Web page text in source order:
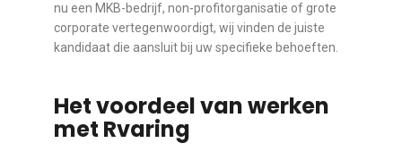
nu een MKB-bedrijf, non-profitorganisatie of grote
corporate vertegenwoordigt, wij vinden de juiste
kandidaat die aansluit bij uw specifieke behoeften.
Het voordeel van werken
met Rvaring